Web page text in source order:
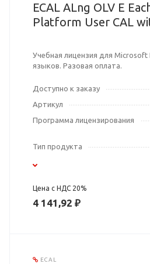
ECAL ALng OLV E
Platform User CAL
Учебная лицензия для Microsoft
языков. Разовая оплата.
Доступно к заказу
Артикул
Программа лицензирования
Тип продукта
Цена с НДС 20%
4 141,92 ₽
ECAL